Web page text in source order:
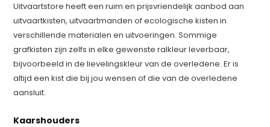
Uitvaartstore heeft een ruim en prijsvriendelijk aanbod aan
uitvaartkisten, uitvaartmanden of ecologische kisten in
verschillende materialen en uitvoeringen. Sommige
grafkisten zijn zelfs in elke gewenste ralkleur leverbaar,
bijvoorbeeld in de lievelingskleur van de overledene. Er is
altijd een kist die bij jou wensen of die van de overledene
aansluit.
Kaarshouders